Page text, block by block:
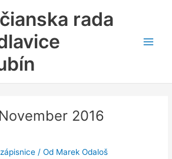
rada
2016
/ Od Marek Odaloš